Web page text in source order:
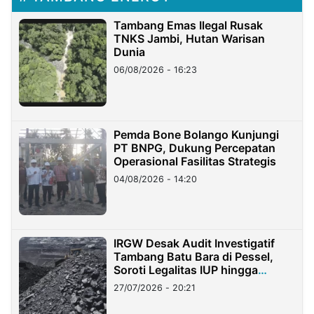
Tambang Emas Ilegal Rusak
TNKS Jambi, Hutan Warisan
Dunia
06/08/2026 - 16:23
Pemda Bone Bolango Kunjungi
PT BNPG, Dukung Percepatan
Operasional Fasilitas Strategis
04/08/2026 - 14:20
IRGW Desak Audit Investigatif
Tambang Batu Bara di Pessel,
Soroti Legalitas IUP hingga
Stockpile
27/07/2026 - 20:21